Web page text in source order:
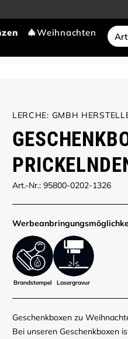
🎄Weihnachten
LERCHE: GMBH
Art.-Nr.: 95800-0202-1326
Brandstempel Lasergravur
Geschenkboxen zu
Bei unseren Geschenkboxen